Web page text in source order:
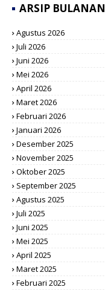
ARSIP BULANAN
Agustus 2026
Juli 2026
Juni 2026
Mei 2026
April 2026
Maret 2026
Februari 2026
Januari 2026
Desember 2025
November 2025
Oktober 2025
September 2025
Agustus 2025
Juli 2025
Juni 2025
Mei 2025
April 2025
Maret 2025
Februari 2025